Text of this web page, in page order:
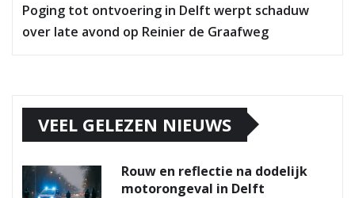
Poging tot ontvoering in Delft werpt schaduw
over late avond op Reinier de Graafweg
VEEL GELEZEN NIEUWS
Rouw en reflectie na dodelijk
motorongeval in Delft